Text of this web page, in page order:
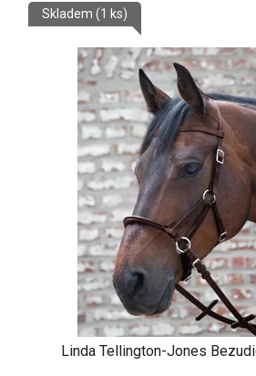
Linda Tellington-Jones
Skladem (1 ks)